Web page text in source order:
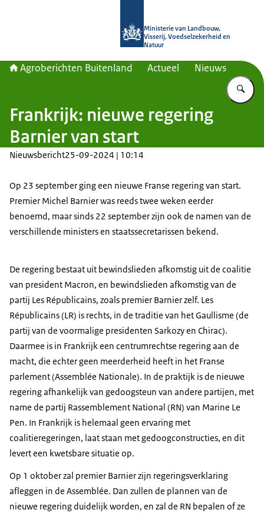
Ministerie van Landbouw,
Visserij, Voedselzekerheid en
Natuur
Agroberichten Buitenland Actueel Nieuws
Frankrijk: nieuwe regering
Barnier van start
Nieuwsbericht25-09-2024 | 10:14
Op 23 september ging een nieuwe Franse regering van start.
Premier Michel Barnier was reeds twee weken eerder
benoemd, maar sinds 22 september zijn ook de namen van de
verschillende ministers en staatssecretarissen bekend.
De regering bestaat uit bewindslieden afkomstig uit de coalitie
van president Macron, en bewindslieden afkomstig van de
partij Les Républicains, zoals premier Barnier zelf. Les
Républicains(LR) is rechts, in de traditie van het Gaullisme (de
partij van de voormalige presidenten Sarkozy en Chirac).
Daarmee is in Frankrijk een centrumrechtse regering aan de
macht, die echter geen meerderheid heeft in het Franse
parlement (Assemblée Nationale). In de praktijk is de nieuwe
regering afhankelijk van gedoogsteun van andere partijen, met
name de partij Rassemblement National (RN) van Marine Le
Pen. In Frankrijk is helemaal geen ervaring met
coalitieregeringen, laat staan met gedoogconstructies, en dit
levert een kwetsbare situatie op.
Op 1 oktober zal premier Barnier zijn regeringsverklaring
afleggen in de Assemblée. Dan zullen de plannen van de
nieuwe regering duidelijk worden, en zal de RN bepalen of ze